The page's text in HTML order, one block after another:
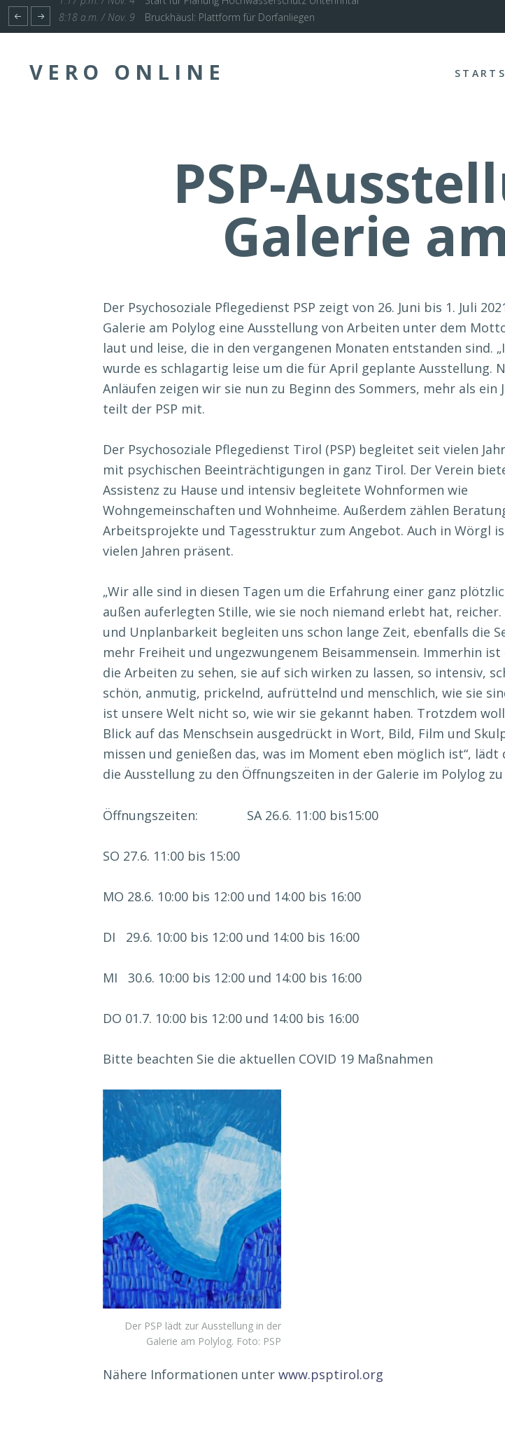
1:17 p.m. / Nov. 4 Start für Planung Hochwasserschutz Unterinntal
VERO ONLINE
PSP-
Galerie
Der Psychosoziale Pflegedienst PSP zeigt von 26. Juni bis 1. Juli
Galerie am Polylog eine Ausstellung von Arbeiten unter dem
laut und leise, die in den vergangenen Monaten entstanden sind.
wurde es schlagartig leise um die für April geplante Ausstellung.
Anläufen zeigen wir sie nun zu Beginn des Sommers, mehr als ein
teilt der PSP mit.
Der Psychosoziale Pflegedienst Tirol (PSP) begleitet seit vielen
mit psychischen Beeinträchtigungen in ganz Tirol. Der Verein
Assistenz zu Hause und intensiv begleitete Wohnformen wie
Wohngemeinschaften und Wohnheime. Außerdem zählen
Arbeitsprojekte und Tagesstruktur zum Angebot. Auch in Wörgl
vielen Jahren präsent.
„Wir alle sind in diesen Tagen um die Erfahrung einer ganz
außen auferlegten Stille, wie sie noch niemand erlebt hat,
und Unplanbarkeit begleiten uns schon lange Zeit, ebenfalls die
mehr Freiheit und ungezwungenem Beisammensein. Immerhin ist
die Arbeiten zu sehen, sie auf sich wirken zu lassen, so intensiv,
schön, anmutig, prickelnd, aufrüttelnd und menschlich, wie sie
ist unsere Welt nicht so, wie wir sie gekannt haben. Trotzdem
Blick auf das Menschsein ausgedrückt in Wort, Bild, Film und
missen und genießen das, was im Moment eben möglich ist“, lädt
die Ausstellung zu den Öffnungszeiten in der Galerie im Polylog
Öffnungszeiten: SA 26.6. 11:00 bis15:00
SO 27.6. 11:00 bis 15:00
MO 28.6. 10:00 bis 12:00 und 14:00 bis 16:00
DI 29.6. 10:00 bis 12:00 und 14:00 bis 16:00
MI 30.6. 10:00 bis 12:00 und 14:00 bis 16:00
DO 01.7. 10:00 bis 12:00 und 14:00 bis 16:00
Bitte beachten Sie die aktuellen COVID 19 Maßnahmen
Der PSP lädt zur Ausstellung in der
Galerie am Polylog. Foto: PSP
Nähere Informationen unter www.psptirol.org